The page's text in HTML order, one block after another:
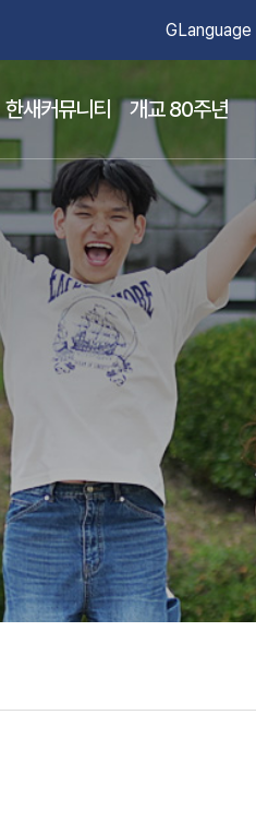
GLanguage
한새커뮤니티 개교 80주년